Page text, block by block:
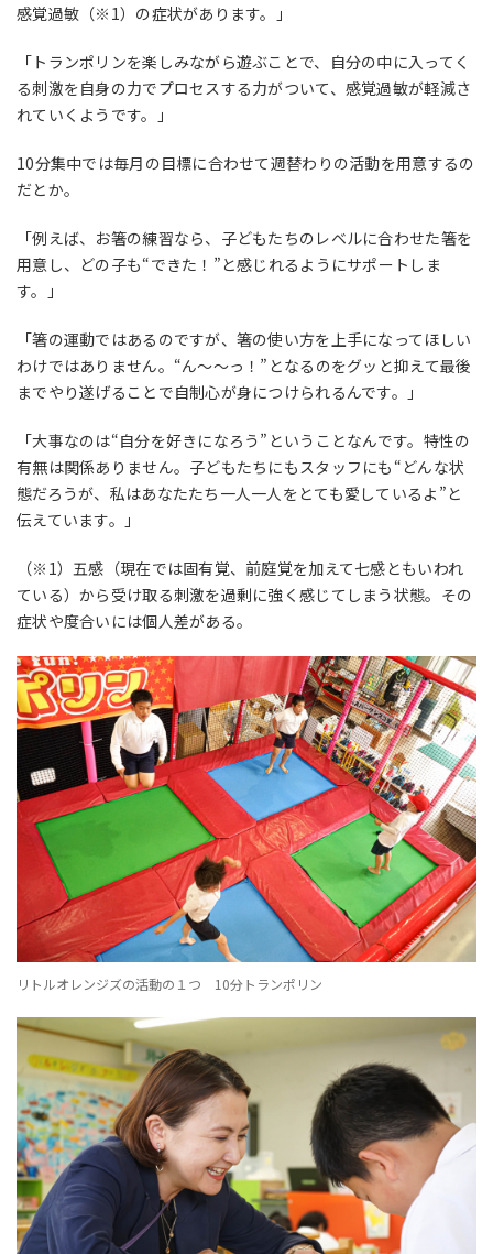
感覚過敏 （※1） の症状があります。」
「トランポリンを楽しみながら遊ぶことで、自分の中に入ってく
る刺激を自身の力でプロセスする力がついて、感覚過敏が軽減さ
れていくようです。」
10分集中では毎月の目標に合わせて週替わりの活動を用意するの
だとか。
「例えば、お箸の練習なら、子どもたちのレベルに合わせた箸を
用意し、どの子も“できた！”と感じれるようにサポートしま
す。」
「箸の運動ではあるのですが、箸の使い方を上手になってほしい
わけではありません。“ん〜〜っ！”となるのをグッと抑えて最後
までやり遂げることで自制心が身につけられるんです。」
「大事なのは“自分を好きになろう”ということなんです。特性の
有無は関係ありません。子どもたちにもスタッフにも“どんな状
態だろうが、私はあなたたち一人一人をとても愛しているよ”と
伝えています。」
（※1）五感（現在では固有覚、前庭覚を加えて七感ともいわれ
ている）から受け取る刺激を過剰に強く感じてしまう状態。その
症状や度合いには個人差がある。
リトルオレンジズの活動の１つ 10分トランポリン